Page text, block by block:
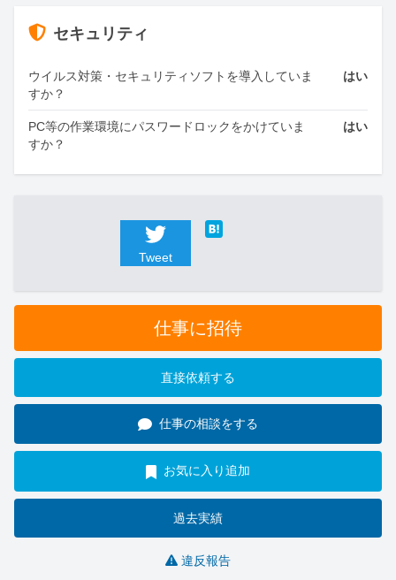
セキュリティ
ウイルス対策・セキュリティソフトを導入していま
すか？
はい
PC等の作業環境にパスワードロックをかけていま
すか？
はい
Tweet
仕事に招待
直接依頼する
仕事の相談をする
お気に入り追加
過去実績
違反報告